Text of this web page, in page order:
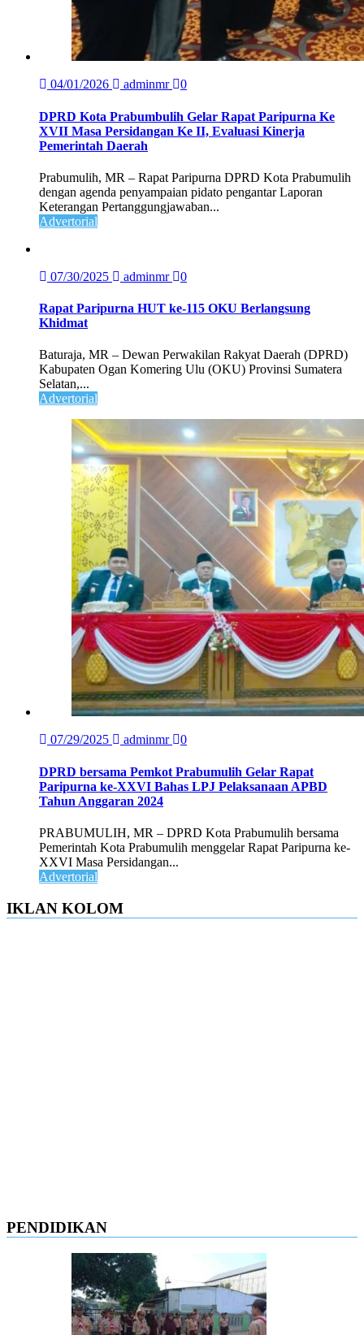
04/01/2026 adminmr 0
DPRD Kota Prabumbulih Gelar Rapat Paripurna Ke
XVII Masa Persidangan Ke II, Evaluasi Kinerja
Pemerintah Daerah
Prabumulih, MR – Rapat Paripurna DPRD Kota Prabumulih
dengan agenda penyampaian pidato pengantar Laporan
Keterangan Pertanggungjawaban...
Advertorial
07/30/2025 adminmr 0
Rapat Paripurna HUT ke-115 OKU Berlangsung
Khidmat
Baturaja, MR – Dewan Perwakilan Rakyat Daerah (DPRD)
Kabupaten Ogan Komering Ulu (OKU) Provinsi Sumatera
Selatan,...
Advertorial
07/29/2025 adminmr 0
DPRD bersama Pemkot Prabumulih Gelar Rapat
Paripurna ke-XXVI Bahas LPJ Pelaksanaan APBD
Tahun Anggaran 2024
PRABUMULIH, MR – DPRD Kota Prabumulih bersama
Pemerintah Kota Prabumulih menggelar Rapat Paripurna ke-
XXVI Masa Persidangan...
Advertorial
IKLAN KOLOM
PENDIDIKAN